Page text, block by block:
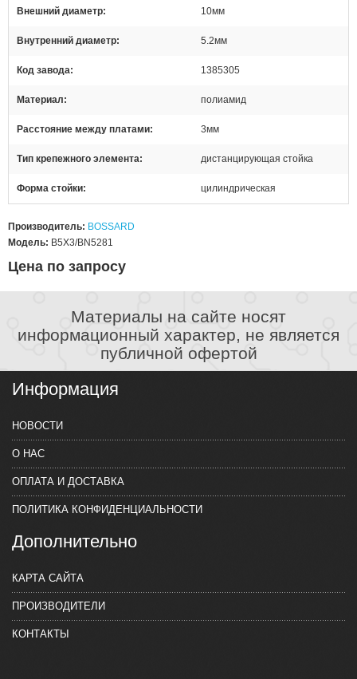
Внешний диаметр 10мм
Внутренний диаметр 5.2мм
Код завода 1385305
Материал полиамид
Расстояние между платами 3мм
Тип крепежного элемента дистанцирующая стойка
Форма стойки цилиндрическая
Производитель: BOSSARD
Модель: B5X3/BN5281
Цена по запросу
Материалы на сайте носят
информационный характер, не является
публичной офертой
Информация
НОВОСТИ
О НАС
ОПЛАТА И ДОСТАВКА
ПОЛИТИКА КОНФИДЕНЦИАЛЬНОСТИ
Дополнительно
КАРТА САЙТА
ПРОИЗВОДИТЕЛИ
КОНТАКТЫ